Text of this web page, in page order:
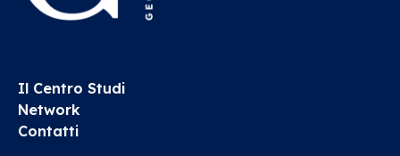
Il Centro Studi
Network
Contatti